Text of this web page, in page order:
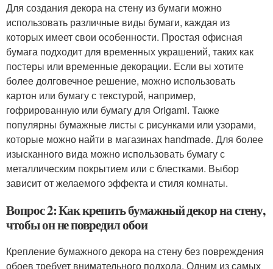
Для создания декора на стену из бумаги можно
использовать различные виды бумаги, каждая из
которых имеет свои особенности. Простая офисная
бумага подходит для временных украшений, таких как
постеры или временные декорации. Если вы хотите
более долговечное решение, можно использовать
картон или бумагу с текстурой, например,
гофрированную или бумагу для Origami. Также
популярны бумажные листы с рисунками или узорами,
которые можно найти в магазинах handmade. Для более
изысканного вида можно использовать бумагу с
металлическим покрытием или с блестками. Выбор
зависит от желаемого эффекта и стиля комнаты.
Вопрос 2: Как крепить бумажный декор на стену,
чтобы он не повредил обои
Крепление бумажного декора на стену без повреждения
обоев требует внимательного подхода. Одним из самых